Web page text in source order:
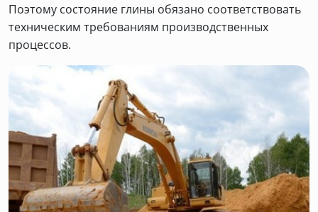
Поэтому состояние глины обязано соответствовать
техническим требованиям производственных
процессов.